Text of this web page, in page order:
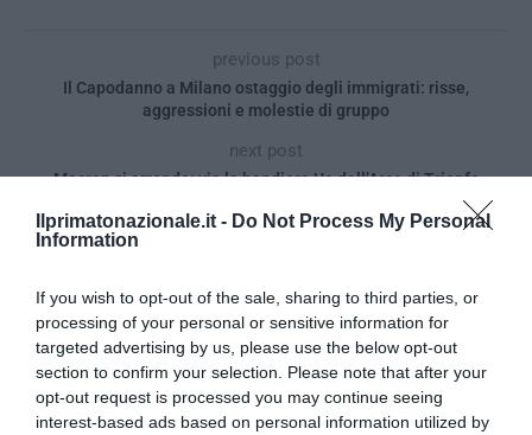
Ilprimatonazionale.it - Do Not Process My Personal
Information
If you wish to opt-out of the sale, sharing to third parties, or
processing of your personal or sensitive information for
targeted advertising by us, please use the below opt-out
section to confirm your selection. Please note that after your
opt-out request is processed you may continue seeing
interest-based ads based on personal information utilized by
previous post
Il Capodanno a Milano ostaggio degli immigrati: risse,
aggressioni e molestie di gruppo
next post
Macron si arrende: via la bandiera Ue dall’Arco di Trionfo